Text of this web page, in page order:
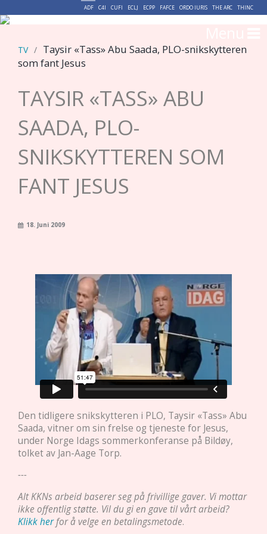
ADF C4I CUFI ECLJ ECPP FAFCE ORDO IURIS THE ARC THINC
TV / Taysir «Tass» Abu Saada, PLO-snikskytteren
som fant Jesus
TAYSIR «TASS» ABU
SAADA, PLO-
SNIKSKYTTEREN SOM
FANT JESUS
18. Juni 2009
Den tidligere snikskytteren i PLO, Taysir «Tass» Abu
Saada, vitner om sin frelse og tjeneste for Jesus,
under Norge Idags sommerkonferanse på Bildøy,
tolket av Jan-Aage Torp.
---
Alt KKNs arbeid baserer seg på frivillige gaver. Vi mottar
ikke offentlig støtte. Vil du gi en gave til vårt arbeid?
Klikk herfor å velge en betalingsmetode.